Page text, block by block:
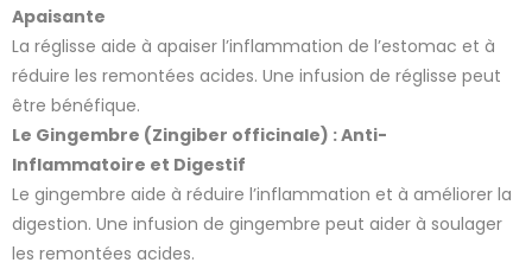
Apaisante
La réglisse aide à apaiser l’inflammation de l’estomac et à
réduire les remontées acides. Une infusion de réglisse peut
être bénéfique.
Le Gingembre (Zingiber officinale) : Anti-
Inflammatoire et Digestif
Le gingembre aide à réduire l’inflammation et à améliorer la
digestion. Une infusion de gingembre peut aider à soulager
les remontées acides.